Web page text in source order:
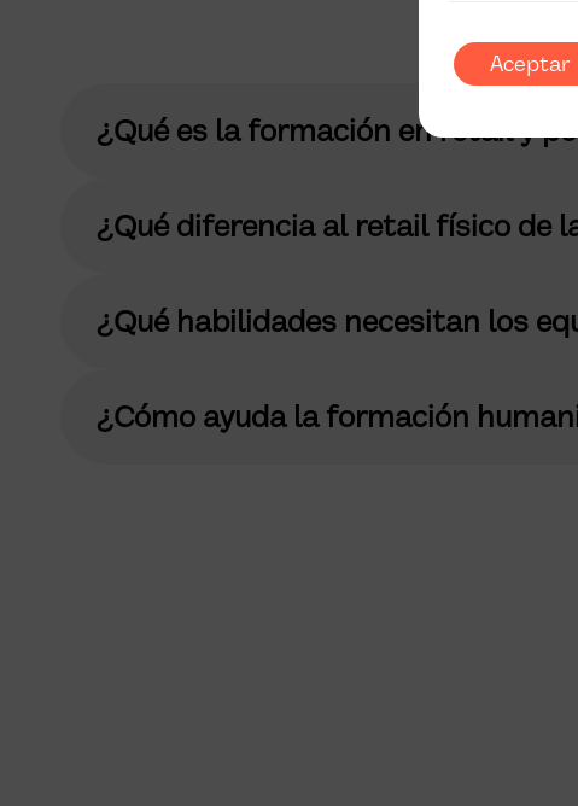
¿Qué es la formación en retail y
¿Qué diferencia al retail físico de
¿Qué habilidades necesitan los
¿Cómo ayuda la formación
Aceptar